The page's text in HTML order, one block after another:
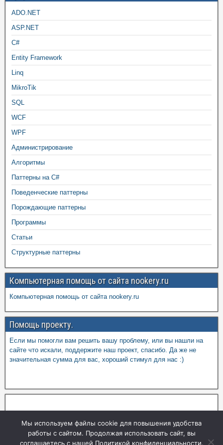
ADO.NET
ASP.NET
C#
Entity Framework
Linq
MikroTik
SQL
WCF
WPF
Администрирование
Алгоритмы
Паттерны на C#
Поведенческие паттерны
Порождающие паттерны
Программы
Статьи
Структурные паттерны
Компьютерная помощь от сайта nookery.ru
Компьютерная помощь от сайта nookery.ru
Помощь проекту.
Если мы помогли вам решить вашу проблему, или вы нашли на
сайте что искали, поддержите наш проект, спасибо. Да же не
значительная сумма для вас, хороший стимул для нас :)
Мы используем файлы cookie для повышения удобства
работы с сайтом. Продолжая использовать сайт, вы
соглашаетесь с нашей Политикой конфиденциальности.